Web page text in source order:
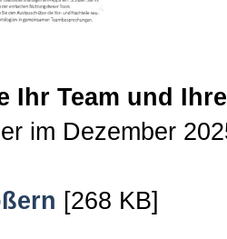
Ihr Team und
im Dezember
[268 KB]